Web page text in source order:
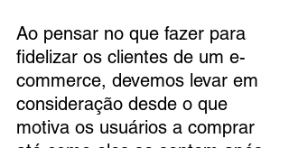
Ao pensar no que fazer para
fidelizar os clientes de um e-
commerce, devemos levar em
consideração desde o que
motiva os usuários a comprar